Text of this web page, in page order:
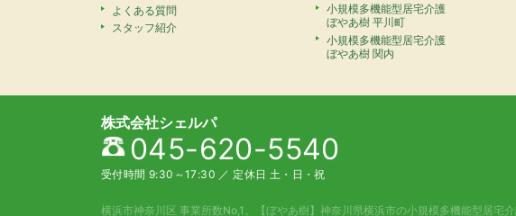
よくある質問
スタッフ紹介
小規模多機能型居宅介護
ぼやあ樹 平川町
小規模多機能型居宅介護
ぼやあ樹 関内
株式会社シェルパ
045-620-5540
受付時間 9:30～17:30 ／ 定休日 土・日・祝
横浜市神奈川区 事業所数No,1。 【ぼやあ樹】神奈川県横浜市の小規模多機能型居宅介